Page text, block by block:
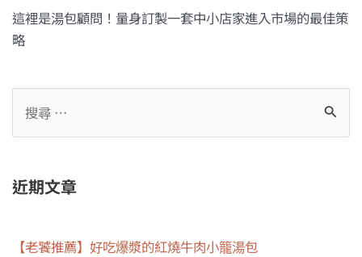
這裡是湯包顧問！量身訂製一套中小店家進入市場的最佳策
略
近期文章
【老饕推薦】好吃爆漿的紅燒牛肉小籠湯包